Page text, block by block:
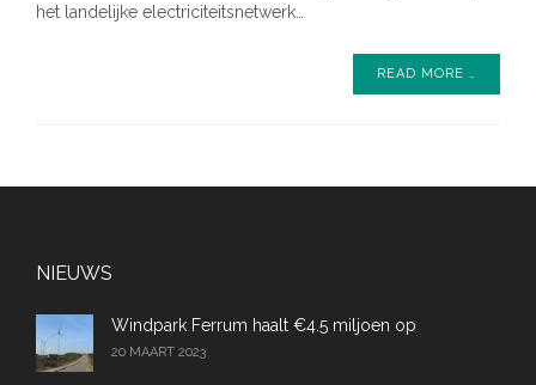
het landelijke electriciteitsnetwerk…
READ MORE …
NIEUWS
Windpark Ferrum haalt €4.5 miljoen op
20 MAART 2023